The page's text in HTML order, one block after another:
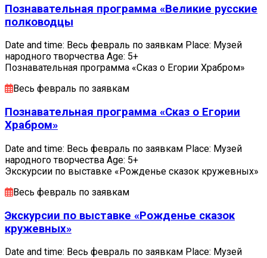
Познавательная программа «Великие русские
полководцы
Date and time: Весь февраль по заявкам Place: Музей
народного творчества Age: 5+
Познавательная программа «Сказ о Егории Храбром»
Весь февраль по заявкам
Познавательная программа «Сказ о Егории
Храбром»
Date and time: Весь февраль по заявкам Place: Музей
народного творчества Age: 5+
Экскурсии по выставке «Рожденье сказок кружевных»
Весь февраль по заявкам
Экскурсии по выставке «Рожденье сказок
кружевных»
Date and time: Весь февраль по заявкам Place: Музей